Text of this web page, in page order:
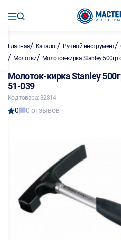
Главная/ Каталог/ Ручной инструмент/
/ Молотки/ Молоток-кирка Stanley 500гр
Молоток-кирка Stanley
51-039
Код товара: 32814
0 0 отзывов